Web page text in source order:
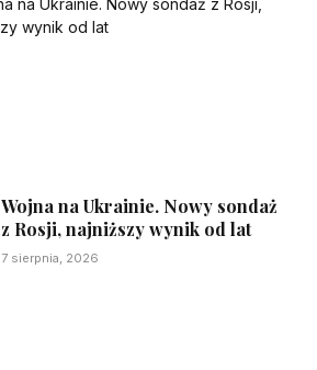
Wojna na Ukrainie. Nowy sondaż
z Rosji, najniższy wynik od lat
7 sierpnia, 2026